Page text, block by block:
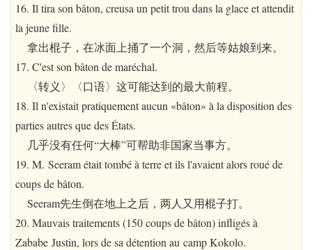
16. Il tira son bâton, creusa un petit trou dans la glace et attendit
la jeune fille.
拿出棍子，在冰面上捅了一个洞，然后等姑娘到来。
17. C'est son bâton de maréchal.
〈转义〉〈口语〉这可能达到的最大前程。
18. Il n'existait pratiquement aucun «bâton» à la disposition des
parties autres que des États.
几乎没有任何“大棒”可帮助非国家当事方。
19. M. Seeram était tombé à terre et ils l'avaient alors roué de
coups de bâton.
Seeram先生倒在地上之后，两人又用棍子打。
20. Mauvais traitements (150 coups de bâton) infligés à
Zababe Justin, lors de sa détention au camp Kokolo.